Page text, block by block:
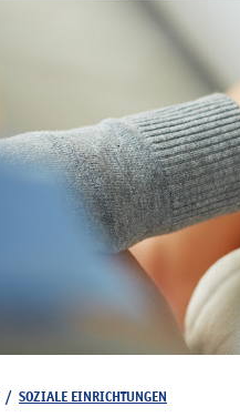
/ SOZIALE EINRICHTUNGEN